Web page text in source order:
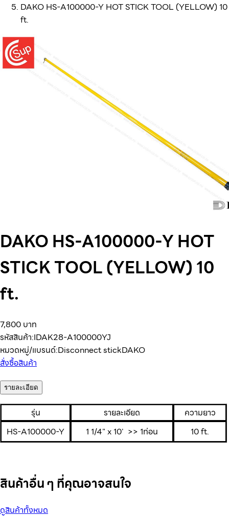
DAKO HS-A100000-Y HOT STICK TOOL (YELLOW) 10
ft.
DAKO HS-A100000-Y HOT
STICK TOOL (YELLOW) 10
ft.
7,800 บาท
รหัสสินค้า:IDAK28-A100000YJ
หมวดหมู่/แบรนด์:Disconnect stickDAKO
สั่งซื้อสินค้า
รายละเอียด
รุ่น รายละเอียด
ความยาว
HS-A100000-Y
1 1/4" x 10' >> 1ท่อน 10 ft.
สินค้าอื่น ๆ ที่คุณอาจสนใจ
ดูสินค้าทั้งหมด